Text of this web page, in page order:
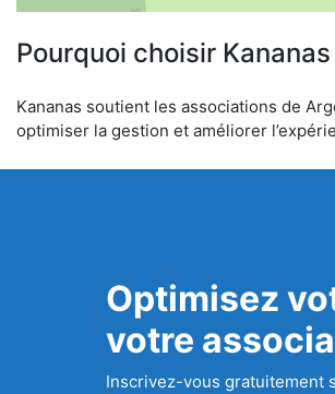
Pourquoi choisir
Kananas soutient les associations de
optimiser la gestion et améliorer
Optimisez
votre
Inscrivez-vous gratuitement